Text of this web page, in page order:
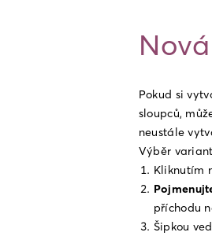
Pokud si
sloupců,
neustále
Výběr
Kliknutím
příchodu
Šipkou